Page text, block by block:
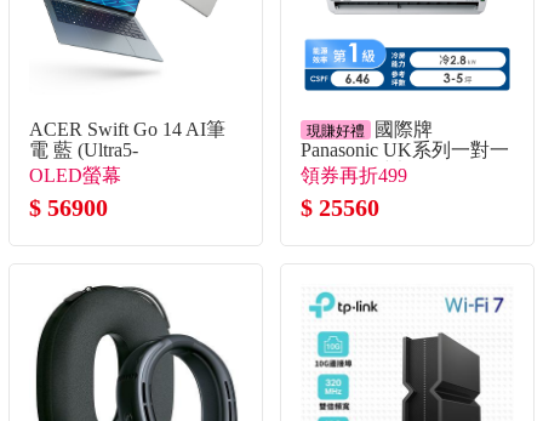
ACER Swift Go 14 AI筆
電 藍 (Ultra5-
338H/32G/512G
SSD/W11)
OLED螢幕
$ 56900
現賺好禮
國際牌
Panasonic UK系列一對一
變頻單冷空調
領券再折499
$ 25560